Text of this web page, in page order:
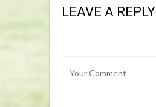
LEAVE A REPLY